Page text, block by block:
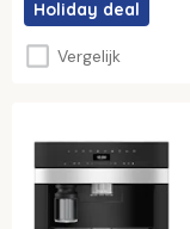
Holiday deal
Vergelijk